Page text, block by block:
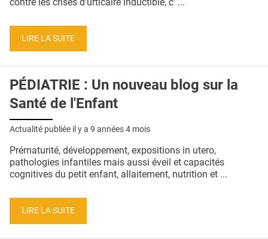
LIRE LA SUITE
PÉDIATRIE : Un nouveau blog sur la
Santé de l'Enfant
Actualité publiée il y a 9 années 4 mois
Prématurité, développement, expositions in utero,
pathologies infantiles mais aussi éveil et capacités
cognitives du petit enfant, allaitement, nutrition et ...
LIRE LA SUITE